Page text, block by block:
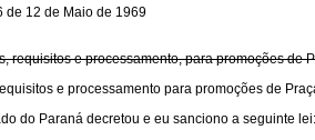
de 12 de Maio de 1969
requisitos e processamento, para promoções de
e processamento para promoções de
do Paraná decretou e eu sanciono a seguinte lei: